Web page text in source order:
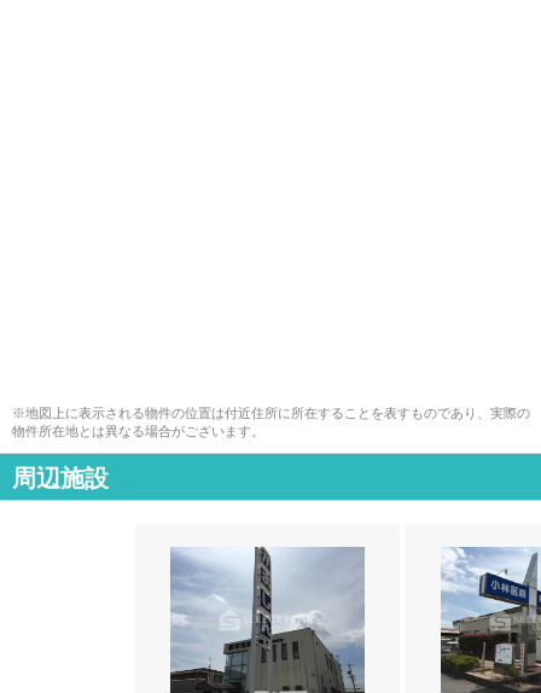
※地図上に表示される物件の位置は付近住所に所在することを表すものであり、実際の
物件所在地とは異なる場合がございます。
周辺施設